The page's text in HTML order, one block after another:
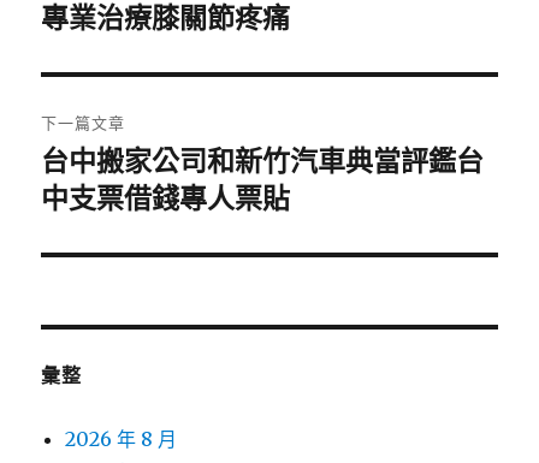
導
覽
一
文
章:
專業治療膝關節疼痛
下一篇文章
下
一
文
台中搬家公司和新竹汽車典當評鑑台
中支票借錢專人票貼
彙整
2026 年 8 月